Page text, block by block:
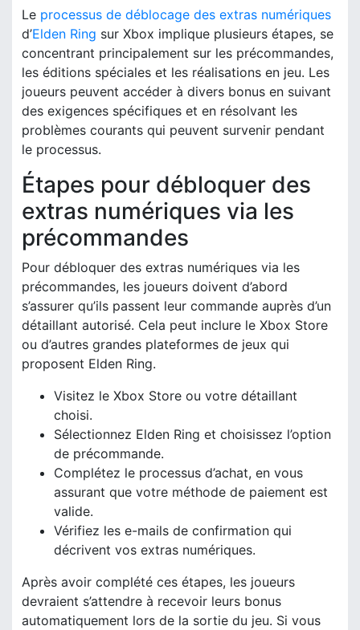
Le processus de déblocage des extras numériques
d’Elden Ring sur Xbox implique plusieurs étapes, se
concentrant principalement sur les précommandes,
les éditions spéciales et les réalisations en jeu. Les
joueurs peuvent accéder à divers bonus en suivant
des exigences spécifiques et en résolvant les
problèmes courants qui peuvent survenir pendant
le processus.
Étapes pour débloquer des
extras numériques via les
précommandes
Pour débloquer des extras numériques via les
précommandes, les joueurs doivent d’abord
s’assurer qu’ils passent leur commande auprès d’un
détaillant autorisé. Cela peut inclure le Xbox Store
ou d’autres grandes plateformes de jeux qui
proposent Elden Ring.
Visitez le Xbox Store ou votre détaillant
choisi.
Sélectionnez Elden Ring et choisissez l’option
de précommande.
Complétez le processus d’achat, en vous
assurant que votre méthode de paiement est
valide.
Vérifiez les e-mails de confirmation qui
décrivent vos extras numériques.
Après avoir complété ces étapes, les joueurs
devraient s’attendre à recevoir leurs bonus
automatiquement lors de la sortie du jeu. Si vous